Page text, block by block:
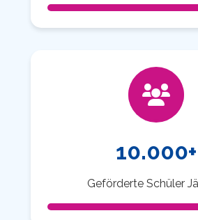
10.000+
Geförderte Schüler